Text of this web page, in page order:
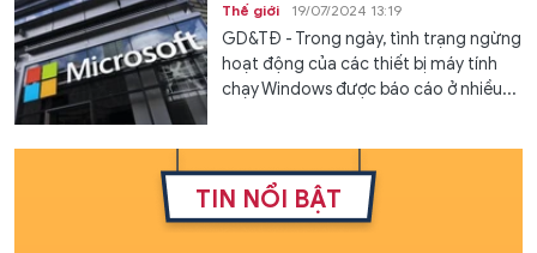
Thế giới 19/07/2024 13:19
GD&TĐ - Trong ngày, tình trạng ngừng
hoạt động của các thiết bị máy tính
chạy Windows được báo cáo ở nhiều...
TIN NỔI BẬT